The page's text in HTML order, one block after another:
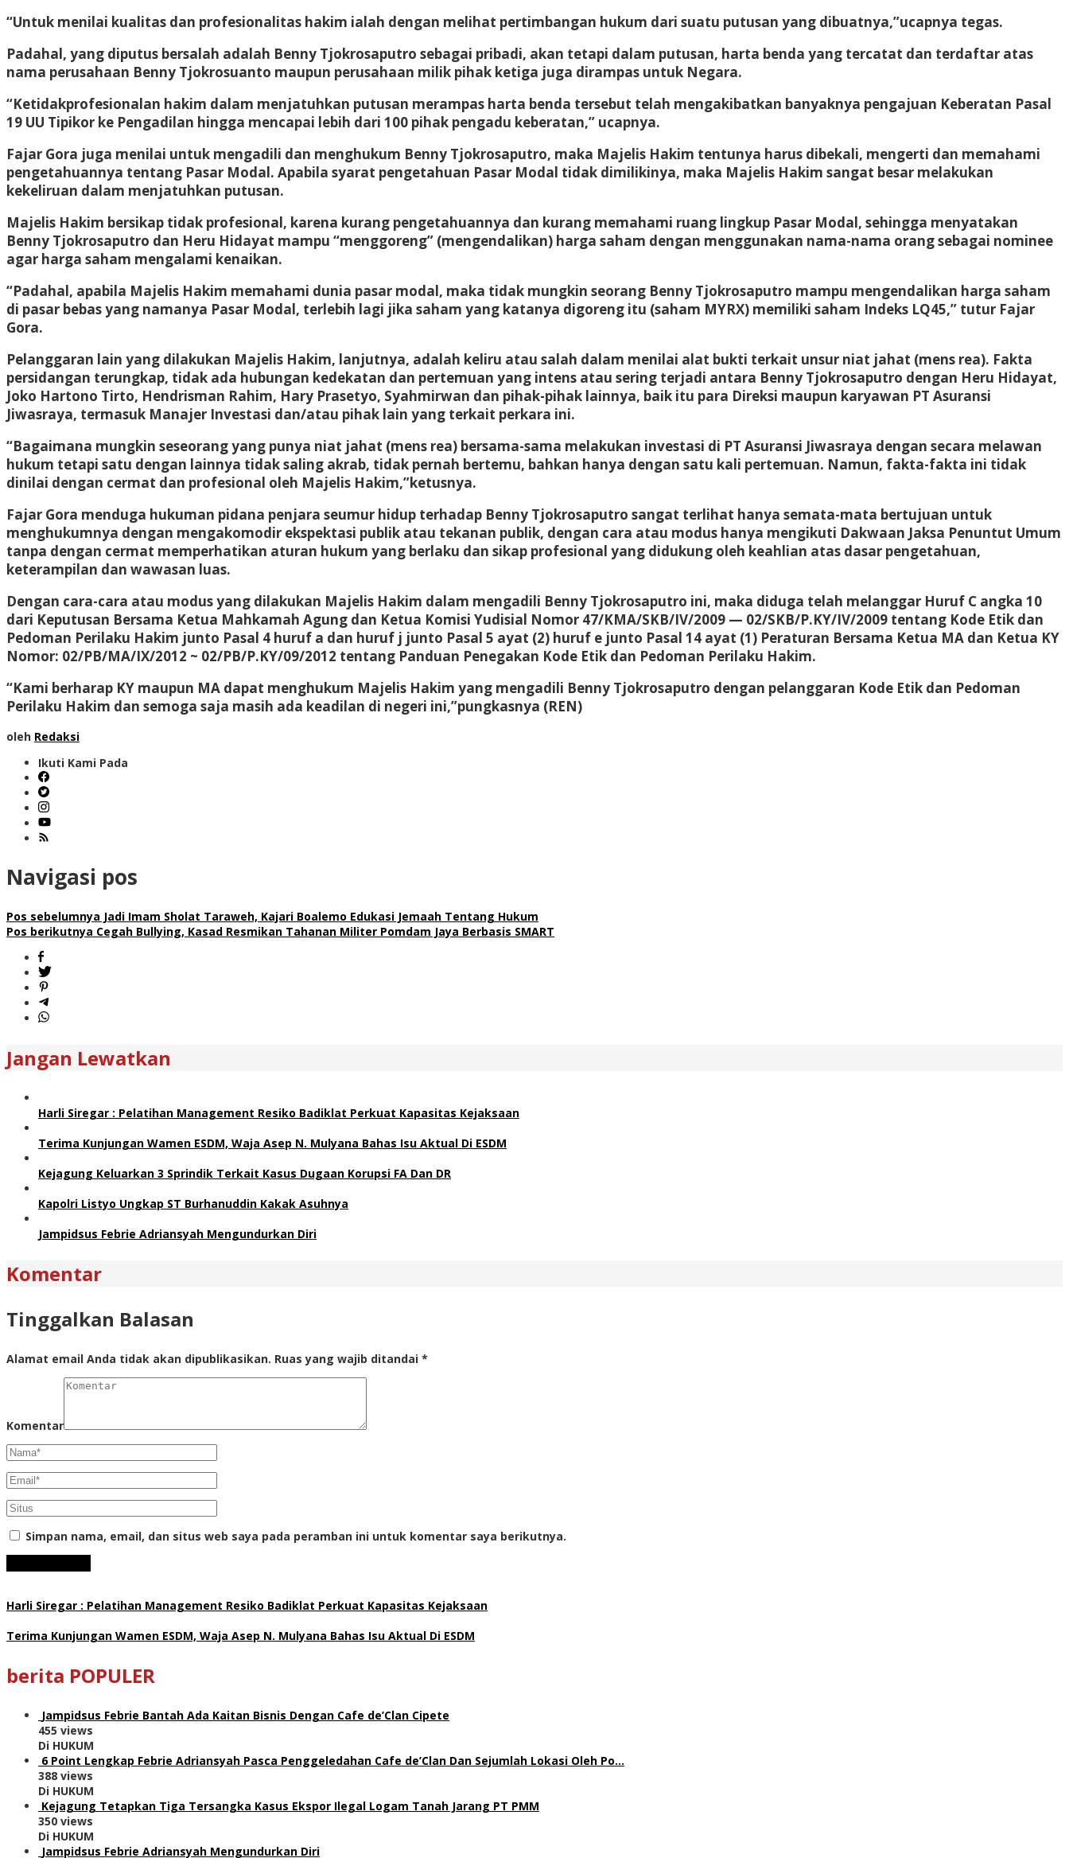
“Untuk menilai kualitas dan profesionalitas hakim ialah dengan melihat pertimbangan hukum dari suatu putusan yang dibuatnya,”ucapnya tegas.
Padahal, yang diputus bersalah adalah Benny Tjokrosaputro sebagai pribadi, akan tetapi dalam putusan, harta benda yang tercatat dan terdaftar atas
nama perusahaan Benny Tjokrosuanto maupun perusahaan milik pihak ketiga juga dirampas untuk Negara.
“Ketidakprofesionalan hakim dalam menjatuhkan putusan merampas harta benda tersebut telah mengakibatkan banyaknya pengajuan Keberatan Pasal
19 UU Tipikor ke Pengadilan hingga mencapai lebih dari 100 pihak pengadu keberatan,” ucapnya.
Fajar Gora juga menilai untuk mengadili dan menghukum Benny Tjokrosaputro, maka Majelis Hakim tentunya harus dibekali, mengerti dan memahami
pengetahuannya tentang Pasar Modal. Apabila syarat pengetahuan Pasar Modal tidak dimilikinya, maka Majelis Hakim sangat besar melakukan
kekeliruan dalam menjatuhkan putusan.
Majelis Hakim bersikap tidak profesional, karena kurang pengetahuannya dan kurang memahami ruang lingkup Pasar Modal, sehingga menyatakan
Benny Tjokrosaputro dan Heru Hidayat mampu “menggoreng” (mengendalikan) harga saham dengan menggunakan nama-nama orang sebagai nominee
agar harga saham mengalami kenaikan.
“Padahal, apabila Majelis Hakim memahami dunia pasar modal, maka tidak mungkin seorang Benny Tjokrosaputro mampu mengendalikan harga saham
di pasar bebas yang namanya Pasar Modal, terlebih lagi jika saham yang katanya digoreng itu (saham MYRX) memiliki saham Indeks LQ45,” tutur Fajar
Gora.
Pelanggaran lain yang dilakukan Majelis Hakim, lanjutnya, adalah keliru atau salah dalam menilai alat bukti terkait unsur niat jahat (mens rea). Fakta
persidangan terungkap, tidak ada hubungan kedekatan dan pertemuan yang intens atau sering terjadi antara Benny Tjokrosaputro dengan Heru Hidayat,
Joko Hartono Tirto, Hendrisman Rahim, Hary Prasetyo, Syahmirwan dan pihak-pihak lainnya, baik itu para Direksi maupun karyawan PT Asuransi
Jiwasraya, termasuk Manajer Investasi dan/atau pihak lain yang terkait perkara ini.
“Bagaimana mungkin seseorang yang punya niat jahat (mens rea) bersama-sama melakukan investasi di PT Asuransi Jiwasraya dengan secara melawan
hukum tetapi satu dengan lainnya tidak saling akrab, tidak pernah bertemu, bahkan hanya dengan satu kali pertemuan. Namun, fakta-fakta ini tidak
dinilai dengan cermat dan profesional oleh Majelis Hakim,”ketusnya.
Fajar Gora menduga hukuman pidana penjara seumur hidup terhadap Benny Tjokrosaputro sangat terlihat hanya semata-mata bertujuan untuk
menghukumnya dengan mengakomodir ekspektasi publik atau tekanan publik, dengan cara atau modus hanya mengikuti Dakwaan Jaksa Penuntut Umum
tanpa dengan cermat memperhatikan aturan hukum yang berlaku dan sikap profesional yang didukung oleh keahlian atas dasar pengetahuan,
keterampilan dan wawasan luas.
Dengan cara-cara atau modus yang dilakukan Majelis Hakim dalam mengadili Benny Tjokrosaputro ini, maka diduga telah melanggar Huruf C angka 10
dari Keputusan Bersama Ketua Mahkamah Agung dan Ketua Komisi Yudisial Nomor 47/KMA/SKB/IV/2009 — 02/SKB/P.KY/IV/2009 tentang Kode Etik dan
Pedoman Perilaku Hakim junto Pasal 4 huruf a dan huruf j junto Pasal 5 ayat (2) huruf e junto Pasal 14 ayat (1) Peraturan Bersama Ketua MA dan Ketua KY
Nomor: 02/PB/MA/IX/2012 ~ 02/PB/P.KY/09/2012 tentang Panduan Penegakan Kode Etik dan Pedoman Perilaku Hakim.
“Kami berharap KY maupun MA dapat menghukum Majelis Hakim yang mengadili Benny Tjokrosaputro dengan pelanggaran Kode Etik dan Pedoman
Perilaku Hakim dan semoga saja masih ada keadilan di negeri ini,”pungkasnya (REN)
oleh Redaksi
Ikuti Kami Pada
Navigasi pos
Pos sebelumnya Jadi Imam Sholat Taraweh, Kajari Boalemo Edukasi Jemaah Tentang Hukum
Pos berikutnya Cegah Bullying, Kasad Resmikan Tahanan Militer Pomdam Jaya Berbasis SMART
Jangan Lewatkan
Harli Siregar : Pelatihan Management Resiko Badiklat Perkuat Kapasitas Kejaksaan
Terima Kunjungan Wamen ESDM, Waja Asep N. Mulyana Bahas Isu Aktual Di ESDM
Kejagung Keluarkan 3 Sprindik Terkait Kasus Dugaan Korupsi FA Dan DR
Kapolri Listyo Ungkap ST Burhanuddin Kakak Asuhnya
Jampidsus Febrie Adriansyah Mengundurkan Diri
Komentar
Tinggalkan Balasan
Alamat email Anda tidak akan dipublikasikan. Ruas yang wajib ditandai *
Komentar
Simpan nama, email, dan situs web saya pada peramban ini untuk komentar saya berikutnya.
Harli Siregar : Pelatihan Management Resiko Badiklat Perkuat Kapasitas Kejaksaan
Terima Kunjungan Wamen ESDM, Waja Asep N. Mulyana Bahas Isu Aktual Di ESDM
berita POPULER
Jampidsus Febrie Bantah Ada Kaitan Bisnis Dengan Cafe de’Clan Cipete
455 views
Di HUKUM
6 Point Lengkap Febrie Adriansyah Pasca Penggeledahan Cafe de’Clan Dan Sejumlah Lokasi Oleh Po…
388 views
Di HUKUM
Kejagung Tetapkan Tiga Tersangka Kasus Ekspor Ilegal Logam Tanah Jarang PT PMM
350 views
Di HUKUM
Jampidsus Febrie Adriansyah Mengundurkan Diri